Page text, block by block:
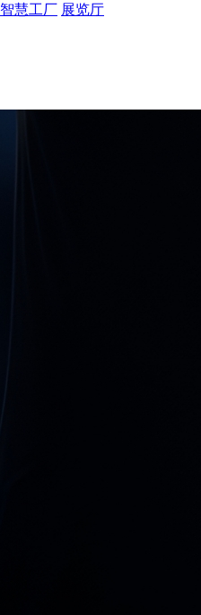
智慧工厂 展览厅